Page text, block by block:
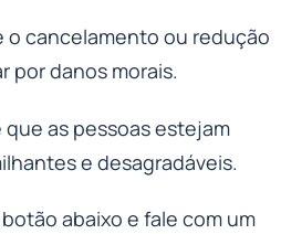
o cancelamento ou redução
por danos morais.
as pessoas estejam
e desagradáveis.
abaixo e fale com um